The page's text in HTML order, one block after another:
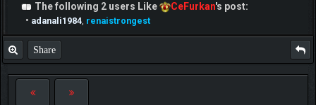
The following 2 users Like CeFurkan's post:
• adanali1984, renaistrongest
Share